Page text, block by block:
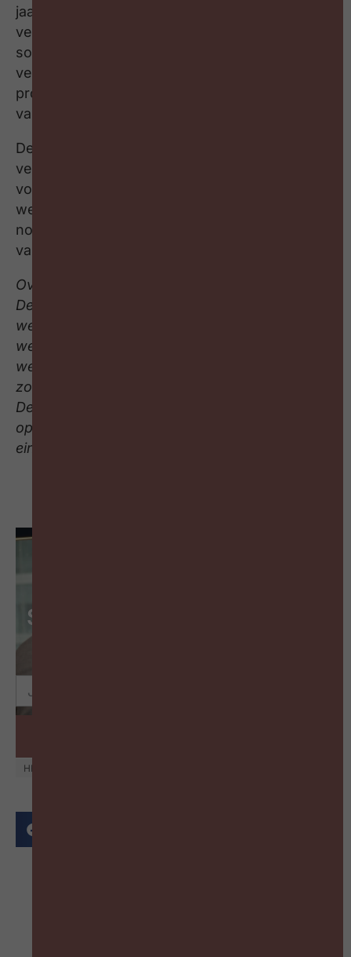
jaar kunnen problemen ondervinden om alle
verlof dit jaar nog ingepland te krijgen. In
sommige bedrijven en sectoren is de
verlofplanning dan weer helemaal geen
probleem, omdat (het gros van) de wettelijke
vakantie collectief wordt vastgelegd.”
De Belg heeft dit jaar wel al merkelijk meer
verlof opgenomen dan in dezelfde periode
vorig jaar. Toen had nog 48 % minstens een
week vakantie opgepot, waarvan bijna de helft
nog twee weken moest nemen vóór het eind
van het jaar.
Over de cijfers
De verzamelde gegevens zijn gebaseerd op de
werkelijke gegevens van een set van 260.000
werknemers in dienst bij meer dan 40.000
werkgevers uit de private sector, waartoe
zowel kmo’s als grote ondernemingen behoren.
De cijfers houden rekening met vakantie
opgenomen tot en met 6 november 2022, het
einde van de herfstvakantie.
Schrijf je in op de wekelijkse
HR ADMINISTRATIE